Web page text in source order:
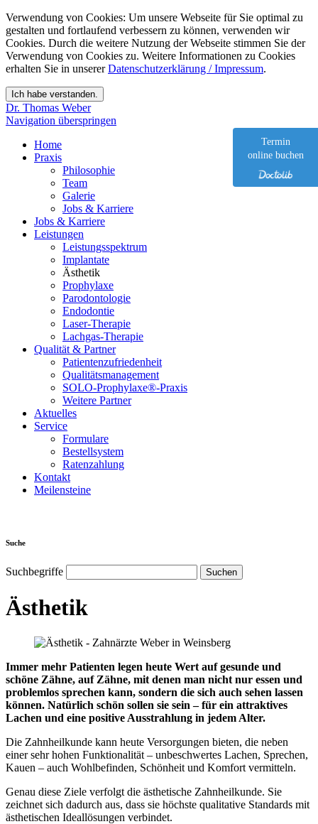
Verwendung von Cookies: Um unsere Webseite für Sie optimal zu
gestalten und fortlaufend verbessern zu können, verwenden wir
Cookies. Durch die weitere Nutzung der Webseite stimmen Sie der
Verwendung von Cookies zu. Weitere Informationen zu Cookies
erhalten Sie in unsererDatenschutzerklärung / Impressum.
Dr. Thomas Weber
Navigation überspringen
Home
Praxis
Philosophie
Team
Galerie
Jobs & Karriere
Jobs & Karriere
Leistungen
Leistungsspektrum
Implantate
Ästhetik
Prophylaxe
Parodontologie
Endodontie
Laser-Therapie
Lachgas-Therapie
Qualität & Partner
Patientenzufriedenheit
Qualitätsmanagement
SOLO-Prophylaxe®-Praxis
Weitere Partner
Aktuelles
Service
Formulare
Bestellsystem
Ratenzahlung
Kontakt
Meilensteine
Suche
Suchbegriffe
Ästhetik
Immer mehr Patienten legen heute Wert auf gesunde und
schöne Zähne, auf Zähne, mit denen man nicht nur essen und
problemlos sprechen kann, sondern die sich auch sehen lassen
können. Natürlich schön sollen sie sein – für ein attraktives
Lachen und eine positive Ausstrahlung in jedem Alter.
Die Zahnheilkunde kann heute Versorgungen bieten, die neben
einer sehr hohen Funktionalität – unbeschwertes Lachen, Sprechen,
Kauen – auch Wohlbefinden, Schönheit und Komfort vermitteln.
Genau diese Ziele verfolgt die ästhetische Zahnheilkunde. Sie
zeichnet sich dadurch aus, dass sie höchste qualitative Standards mit
ästhetischen Ideallösungen verbindet.
Termin
online buchen